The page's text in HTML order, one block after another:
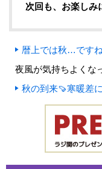
次回も、お楽しみ
暦上では秋…です
夜風が気持ちよくな
秋の到来🍠寒暖差